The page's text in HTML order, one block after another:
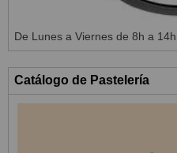
De Lunes a Viernes de 8h a 14h
Catálogo de Pastelería